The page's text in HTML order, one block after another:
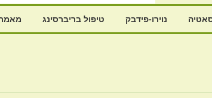
טיפול בריברסינג נוירו-פידבק